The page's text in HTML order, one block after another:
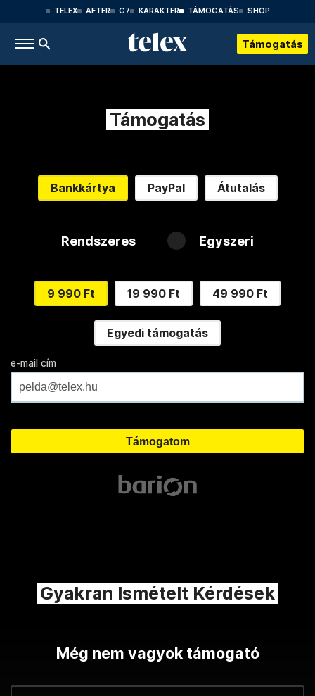
TELEX AFTER G7 KARAKTER TÁMOGATÁS SHOP
Támogatás
Támogatás
Bankkártya PayPal Átutalás
Rendszeres Egyszeri
9 990 Ft 19 990 Ft 49 990 Ft
Egyedi támogatás
e-mail cím
Gyakran Ismételt Kérdések
Még nem vagyok támogató